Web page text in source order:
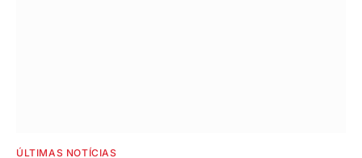
ÚLTIMAS NOTÍCIAS